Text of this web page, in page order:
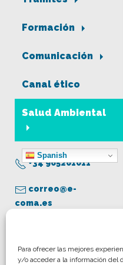
Para ofrecer las mejores
y/o acceder a la información del
Formación
Comunicación
Canal ético
Salud Ambiental
Spanish
+34 965261011
correo@e-
coma.es
Aviso legal